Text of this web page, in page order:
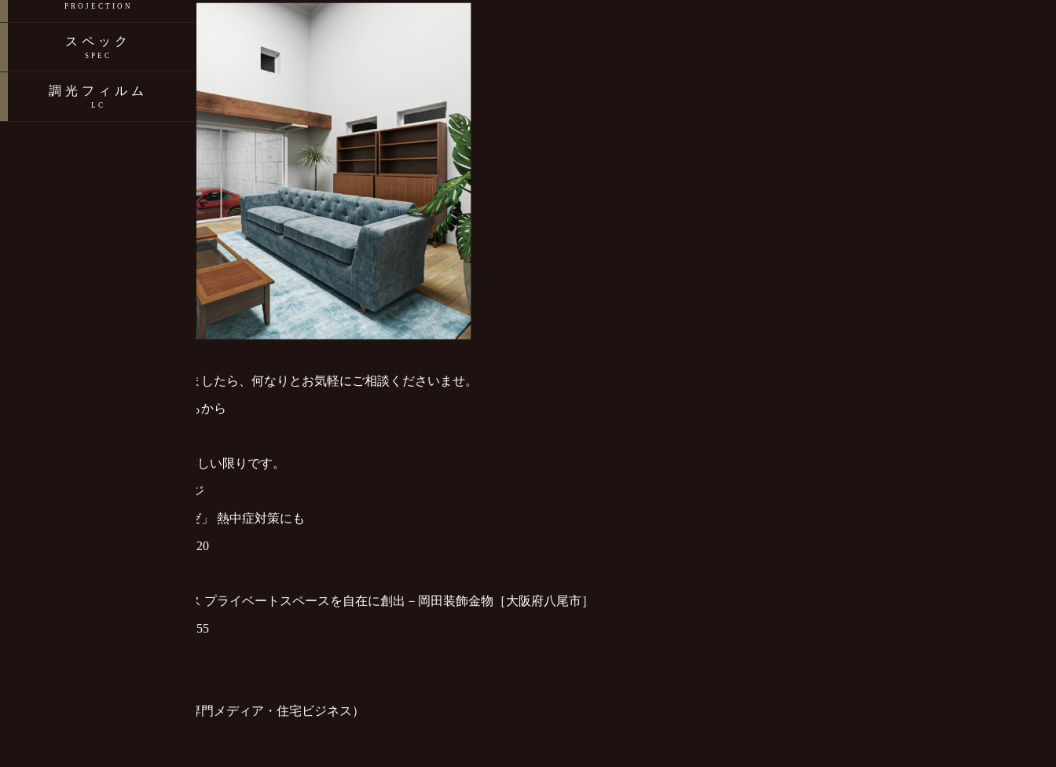
PROJECTION
スペック
SPEC
調光フィルム
LC
お問い合わせやご質問などございましたら、何なりとお気軽にご相談くださいませ。
お問い合わせ・お見積りはこちらから
FOGMOが皆様のお役に立てると嬉しい限りです。
▼ 過去の弊社についての掲載ページ
開閉式日除け・雨除け「マルキーゼ」 熱中症対策にも
https://www.s-housing.jp/archives/243820
「木目調」間仕切ポールをリリース プライベートスペースを自在に創出－岡田装飾金物［大阪府八尾市］
https://www.s-housing.jp/archives/224655
新建ハウジング（工務店のための専門メディア・住宅ビジネス）